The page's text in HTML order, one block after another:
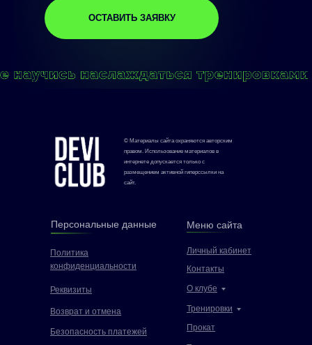
ОСТАВИТЬ ЗАЯВКУ
© Материалы сайта охраняются авторским
правом. Использование материалов в
интернете допускается только с
размещением активной гиперссылки на
сайт.
Личный кабинет
Меню сайта
Контакты
О клубе
Политика
конфиденциальности
Персональные данные
Возврат и отмена
Безопасность платежей
Тренировки
Реквизиты
Прокат